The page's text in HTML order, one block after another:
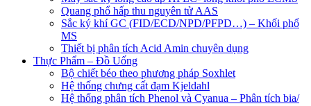
Quang phổ hấp thu nguyên tử AAS
Sắc ký khí GC (FID/ECD/NPD/PFPD…) – Khối phổ
MS
Thiết bị phân tích Acid Amin chuyên dụng
Thực Phẩm – Đồ Uống
Bộ chiết béo theo phương pháp Soxhlet
Hệ thống chưng cất đạm Kjeldahl
Hệ thống phân tích Phenol và Cyanua – Phân tích bia/